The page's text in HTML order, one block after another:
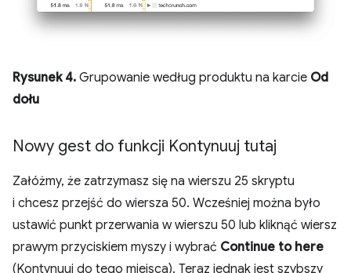
Rysunek 4. Grupowanie według produktu na karcie Od
dołu
Nowy gest do funkcji Kontynuuj tutaj
Załóżmy, że zatrzymasz się na wierszu 25 skryptu
i chcesz przejść do wiersza 50. Wcześniej można było
ustawić punkt przerwania w wierszu 50 lub kliknąć wiersz
prawym przyciskiem myszy i wybrać Continue to here
(Kontynuuj do tego miejsca). Teraz jednak jest szybszy